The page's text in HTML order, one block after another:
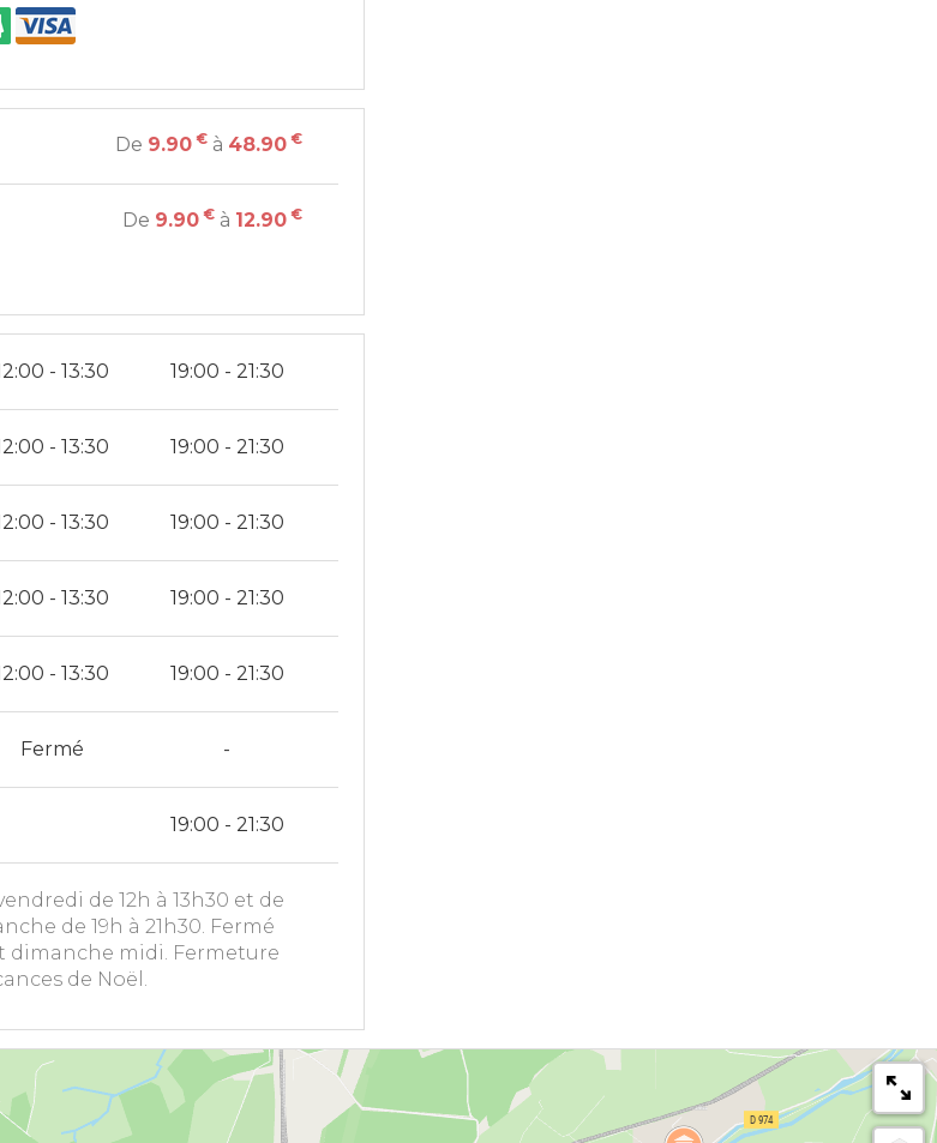
De 9.90 € à 48.90 €
De 9.90 € à 12.90 €
- 13:30 19:00 - 21:30
- 13:30 19:00 - 21:30
- 13:30 19:00 - 21:30
- 13:30 19:00 - 21:30
- 13:30 19:00 - 21:30
Fermé -
19:00 - 21:30
de 12h à 13h30 et de
de 19h à 21h30. Fermé
dimanche midi. Fermeture
de Noël.